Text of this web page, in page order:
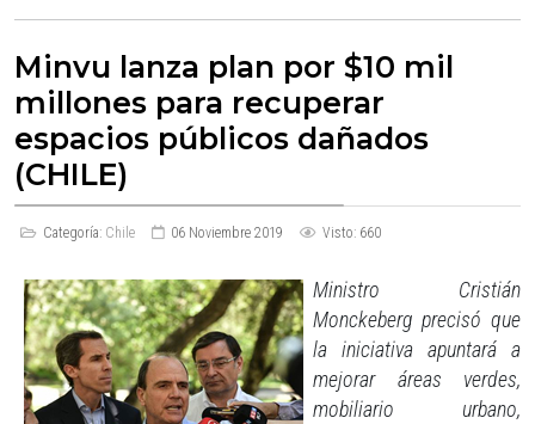
Minvu lanza plan por $10 mil
millones para recuperar
espacios públicos dañados
(CHILE)
Categoría: Chile 06 Noviembre 2019 Visto: 660
Ministro Cristián
Monckeberg precisó que
la iniciativa apuntará a
mejorar áreas verdes,
mobiliario urbano,